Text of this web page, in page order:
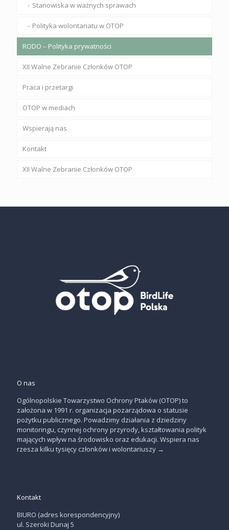
Stanowiska w ważnych sprawach
Polityka wolontariatu w OTOP
RODO – Polityka prywatności
XII Walne Zebranie Członków OTOP
Praca i przetargi
OTOP w mediach
Wspierają nas
Kontakt
XII Walne Zebranie Członków OTOP
O nas
Ogólnopolskie Towarzystwo Ochrony Ptaków (OTOP) to
założona w 1991 r. organizacja pozarządowa o statusie
pożytku publicznego. Powadzimy działania z dziedziny
monitoringu, czynnej ochrony przyrody, kształtowania polityk
mających wpływ na środowisko oraz edukacji. Wspiera nas
rzesza kilku tysięcy członków i wolontariuszy →
Kontakt
BIURO (adres korespondencyjny)
ul. Szeroki Dunaj 5